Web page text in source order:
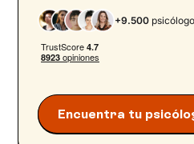
Cómo superar el no
psicología
El reto compartido de
Estrategias de
Encuentra tu
+9.500